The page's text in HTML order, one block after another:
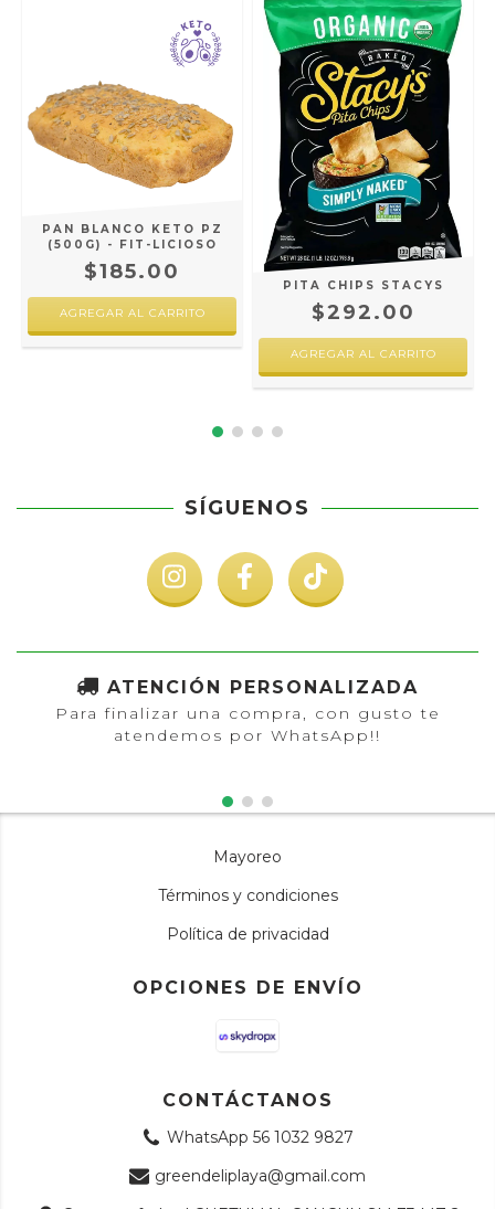
PAN BLANCO KETO PZ
(500G) - FIT-LICIOSO
$185.00
PITA CHIPS STACYS
$292.00
SÍGUENOS
ATENCIÓN PERSONALIZADA
Para finalizar una compra, con gusto te
atendemos por WhatsApp!!
Mayoreo
Términos y condiciones
Política de privacidad
OPCIONES DE ENVÍO
CONTÁCTANOS
WhatsApp 56 1032 9827
greendeliplaya@gmail.com